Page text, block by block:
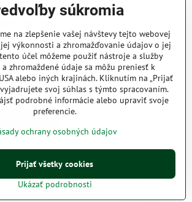
zaručujú bezproblémové spracovanie
nami už dojednané obchodné podmienky, ceny a
tie, ktoré sú pre Vás výhodnejšie.
©2026Copyright
Zásady ochrany osobných údajov
pomocou:BiznisWeb.sk
súkromia
na zlepšenie vašej návštevy tejto webovej
výkonnosti a zhromažďovanie údajov o jej
účel môžeme použiť nástroje a služby
zhromaždené údaje sa môžu preniesť k
alebo iných krajinách. Kliknutím na „Prijať
svoj súhlas s týmto spracovaním.
podrobné informácie alebo upraviť svoje
preferencie.
ochrany osobných údajov
Ukázať podrobnosti
Prijať všetky cookies